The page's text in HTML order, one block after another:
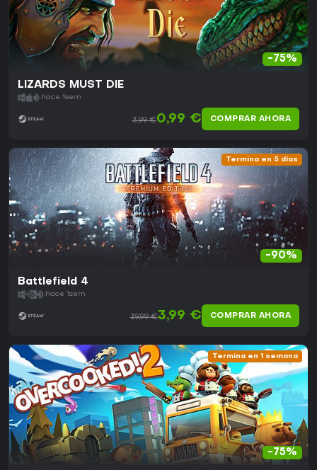
-75%
LIZARDS MUST DIE
hace 1sem
3,99 €0,99 € COMPRAR AHORA
Termina en 5 días
-90%
Battlefield 4
hace 1sem
39,99 €3,99 € COMPRAR AHORA
Termina en 1 semana
-75%